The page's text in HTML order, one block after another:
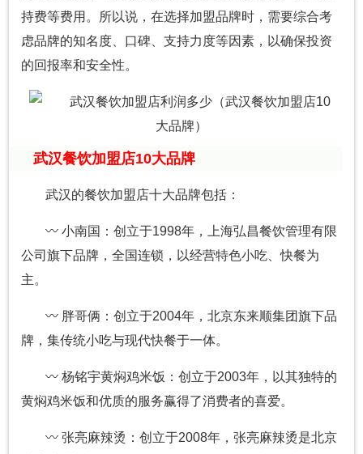
持费等费用。所以说，在选择加盟品牌时，需要综合考
虑品牌的知名度、口碑、支持力度等因素，以确保投资
的回报率和安全性。
武汉餐饮加盟店10大品牌
武汉的餐饮加盟店十大品牌包括：
〰 小南国：创立于1998年，上海弘昌餐饮管理有限
公司旗下品牌，全国连锁，以经营特色小吃、快餐为
主。
〰 胖哥俩：创立于2004年，北京东来顺集团旗下品
牌，集传统小吃与现代快餐于一体。
〰 杨铭宇黄焖鸡米饭：创立于2003年，以其独特的
黄焖鸡米饭和优质的服务赢得了消费者的喜爱。
〰 张亮麻辣烫：创立于2008年，张亮麻辣烫是北京